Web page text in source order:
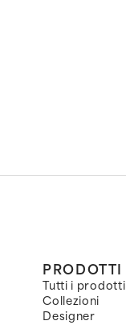
PRODOTTI
Tutti i prodotti
Collezioni
Designer